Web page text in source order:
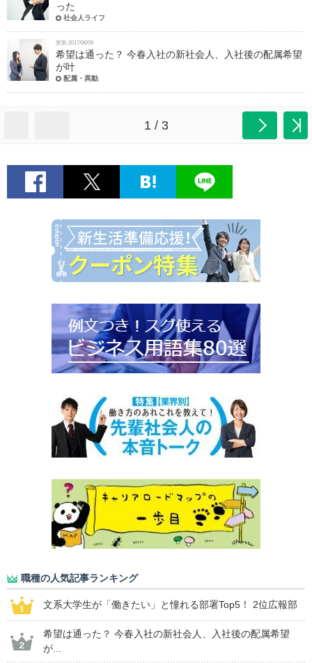
った
社会人ライフ
更新:2017/06/09
希望は通った？ 今春入社の新社会人、入社後の配属希望
が叶
配属・異動
1 / 3
職種の人気記事ランキング
文系大学生が「働きたい」と憧れる部署Top5！ 2位広報部
希望は通った？ 今春入社の新社会人、入社後の配属希望
が...